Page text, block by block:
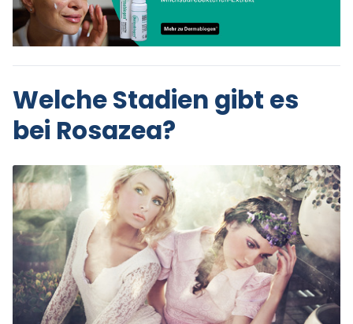
Welche Stadien gibt es
bei Rosazea?